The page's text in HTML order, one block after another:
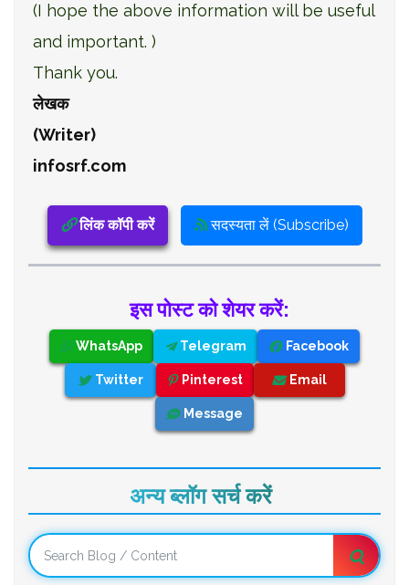
(I hope the above information will be useful
and important. )
Thank you.
लेखक
(Writer)
infosrf.com
लिंक कॉपी करें सदस्यता लें (Subscribe)
इस पोस्ट को शेयर करें:
WhatsApp Telegram Facebook
Twitter Pinterest Email
Message
अन्य ब्लॉग सर्च करें